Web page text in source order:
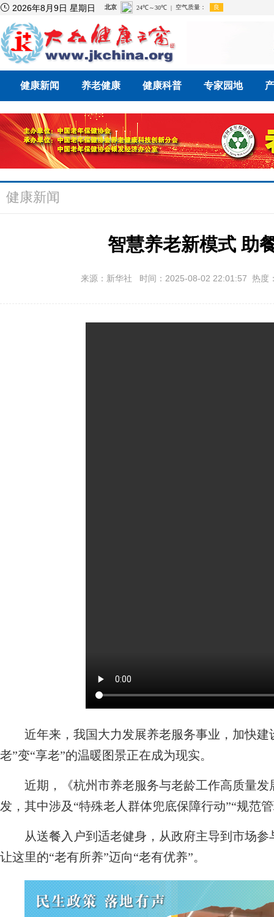
 2026年8月9日 星期日
健康新闻 养老健康 健康科普 专家园地
健康新闻
智慧养老新模式 助
来源：新华社 时间：2025-08-02 22:01:57 热度
近年来，我国大力发展养老服务事业，加快建
老”变“享老”的温暖图景正在成为现实。
近期，《杭州市养老服务与老龄工作高质量发
发，其中涉及“特殊老人群体兜底保障行动”“规范
从送餐入户到适老健身，从政府主导到市场参
让这里的“老有所养”迈向“老有优养”。